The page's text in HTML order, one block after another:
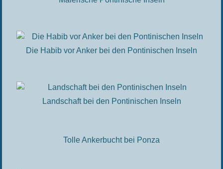
Die Habib vor Anker bei den Pontinischen Inseln
Landschaft bei den Pontinischen Inseln
Tolle Ankerbucht bei Ponza